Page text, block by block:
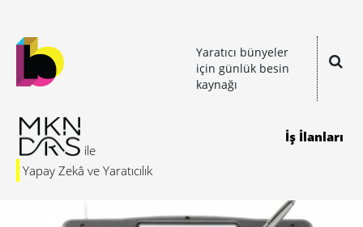
Yaratıcı bünyeler
için günlük besin
kaynağı
Yapay Zekâ ve Yaratıcılık
İş İlanları